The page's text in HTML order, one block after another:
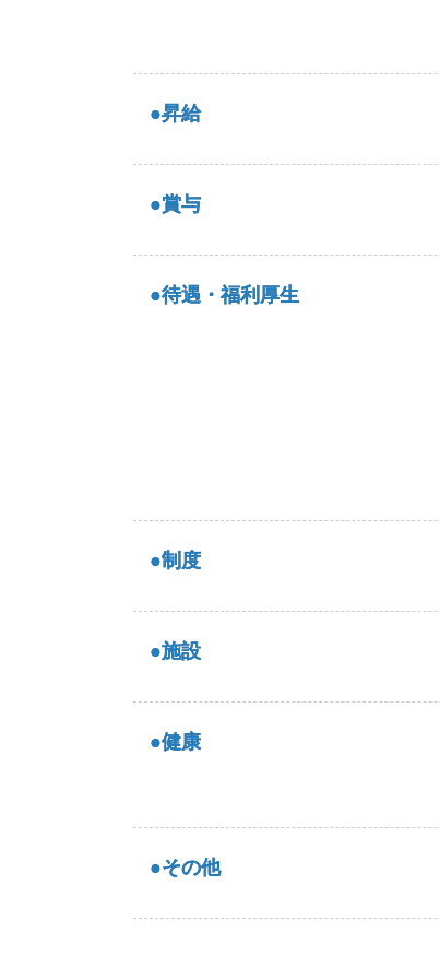
●昇給
●賞与
●待遇・福利厚生
●制度
●施設
●健康
●その他